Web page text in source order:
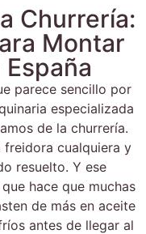
Churrería:
Montar
parece sencillo por
especializada
de la churrería.
freidora cualquiera y
resuelto. Y ese
hace que muchas
de más en aceite
antes de llegar al